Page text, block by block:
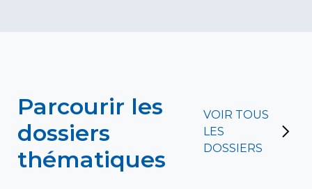
Parcourir les
dossiers
thématiques
VOIR TOUS
LES
DOSSIERS